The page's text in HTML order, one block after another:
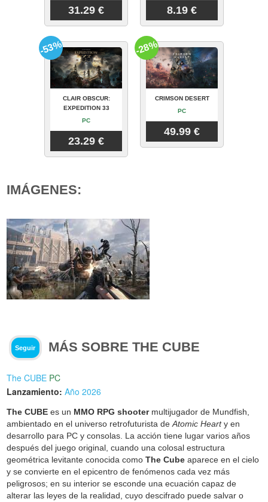
31.29 € 8.19 €
CLAIR OBSCUR:
EXPEDITION 33
PC
23.29 €
-53%
CRIMSON DESERT
PC
49.99 €
-28%
IMÁGENES:
Seguir MÁS SOBRE THE CUBE
The CUBE PC
Lanzamiento: Año 2026
The CUBE es un MMO RPG shootermultijugador de Mundfish,
ambientado en el universo retrofuturista deAtomic Hearty en
desarrollo para PC y consolas. La acción tiene lugar varios años
después del juego original, cuando una colosal estructura
geométrica levitante conocida comoThe Cube aparece en el cielo
y se convierte en el epicentro de fenómenos cada vez más
peligrosos; en su interior se esconde una ecuación capaz de
alterar las leyes de la realidad, cuyo descifrado puede salvar o